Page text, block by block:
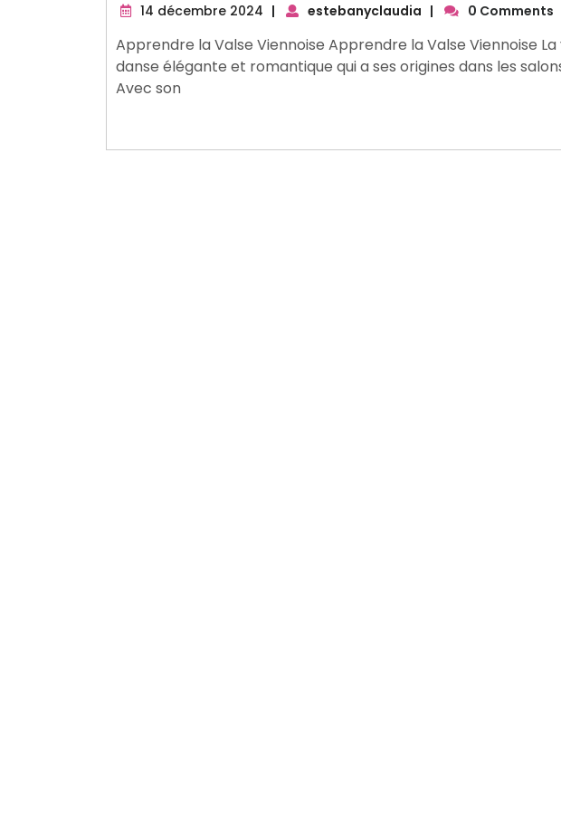
14 décembre 2024 14
2024
| estebanyclaudia | 0 Comments
Apprendre la Valse Viennoise Apprendre la Valse Viennoise
danse élégante et romantique qui a ses origines dans les
Avec son